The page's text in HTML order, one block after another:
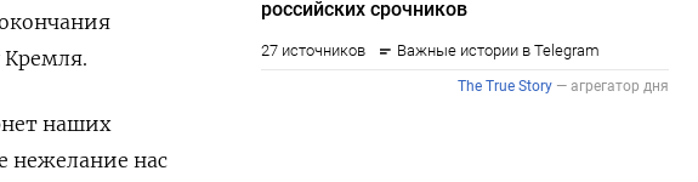
Кремля.
наших
нежелание нас